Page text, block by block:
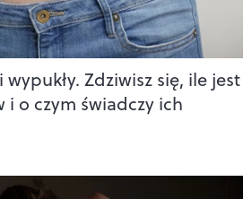
wypukły. Zdziwisz się, ile jest
o czym świadczy ich